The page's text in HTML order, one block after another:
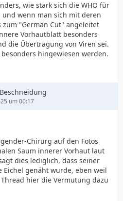
wie stark sich die WHO für
wenn man sich mit deren
"German Cut" angeleitet
Vorhautblatt besonders
die Übertragung von Viren sei.
hingewiesen werden.
um 00:17
Chirurg auf den Fotos
Saum innerer Vorhaut laut
dies lediglich, dass seiner
genäht wurde, eben weil
hier die Vermutung dazu